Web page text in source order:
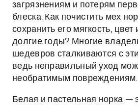
загрязнениям и потерям
блеска. Как почистить мех
сохранить его мягкость, цвет
долгие годы? Многие
шедевров сталкиваются с
ведь неправильный уход
необратимым повреждениям.
Белая и пастельная норка —